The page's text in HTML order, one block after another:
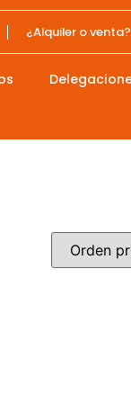
¿Alquiler o venta?